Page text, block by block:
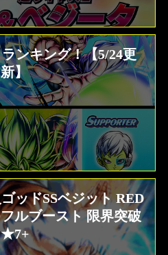
新】
ルブースト 限界突破
★7+